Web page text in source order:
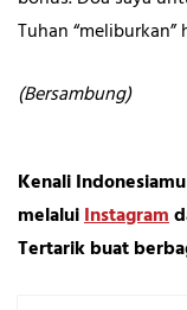
Tuhan “meliburkan”
(Bersambung)
Kenali
melaluiInstagram
Tertarik buat